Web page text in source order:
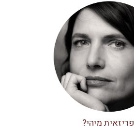
פריזאית מיהי?